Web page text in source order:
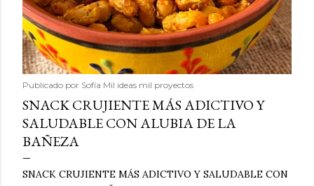
Publicado por Sofía Mil ideas mil proyectos
SNACK CRUJIENTE MÁS ADICTIVO Y
SALUDABLE CON ALUBIA DE LA
BAÑEZA
SNACK CRUJIENTE MÁS ADICTIVO Y SALUDABLE CON